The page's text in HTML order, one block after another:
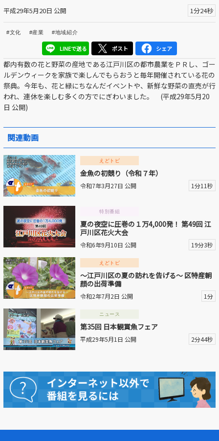
区議会だより
#えど推し
江戸川区でともに暮らそう / Living Together in Edogaw
a City
おうちで動画
Everyone's SDGs ～17のゴールを目指して～
ふるさと散歩
Others
公開日
より前
動画を探す
平成29年5月20日 公開 1分24秒
#文化 #産業 #地域紹介
LINEで送る ポスト シェア
都内有数の花と野菜の産地である江戸川区の都市農業をＰＲし、ゴー
ルデンウィークを家族で楽しんでもらおうと毎年開催されている花の
祭典。今年も、花と緑にちなんだイベントや、新鮮な野菜の直売が行
われ、連休を楽しむ多くの方でにぎわいました。 (平成29年5月20
日 公開)
関連動画
えどトピ
金魚の初競り（令和７年）
令和7年3月27日 公開 1分11秒
特別番組
夏の夜空に圧巻の１万4,000発！ 第49回 江
戸川区花火大会
令和6年9月10日 公開 19分3秒
えどトピ
～江戸川区の夏の訪れを告げる～ 区特産朝
顔の出荷準備
令和2年7月2日 公開 1分
ニュース
第35回 日本観賞魚フェア
平成29年5月1日 公開 2分44秒